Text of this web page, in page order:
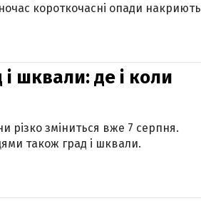
короткочасні опади накриють
шквали: де і коли
різко зміниться вже 7 серпня.
також град і шквали.